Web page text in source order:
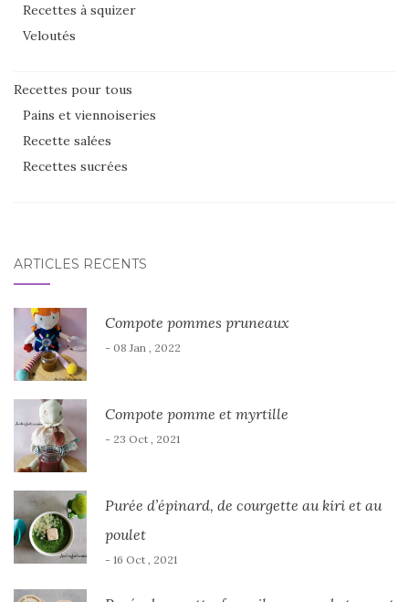
Recettes à squizer
Veloutés
Recettes pour tous
Pains et viennoiseries
Recette salées
Recettes sucrées
ARTICLES RÉCENTS
Compote pommes pruneaux
- 08 Jan , 2022
Compote pomme et myrtille
- 23 Oct , 2021
Purée d’épinard, de courgette au kiri et au
poulet
- 16 Oct , 2021